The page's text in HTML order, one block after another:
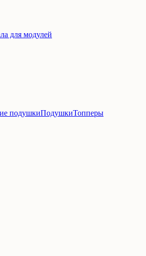
для модулей
подушкиПодушкиТопперы